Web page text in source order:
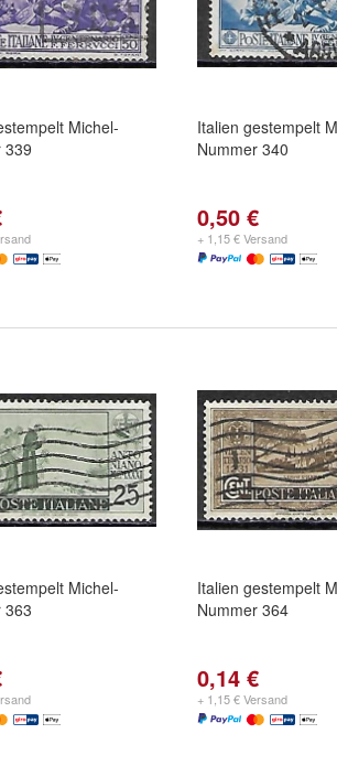
Michel-
339
Italien gestempelt
Nummer 340
0,50 €
+ 1,15 € Versand
Michel-
363
Italien gestempelt
Nummer 364
0,14 €
+ 1,15 € Versand